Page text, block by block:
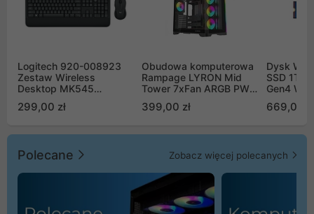
Logitech 920-008923
Zestaw Wireless
Desktop MK545
299,00 zł
Obudowa komputerowa
Rampage LYRON Mid
Tower 7xFan ARGB PWM
399,00 zł
Dysk WD
SSD 1TB
Gen4
669,00
Polecane Zobacz więcej polecanych